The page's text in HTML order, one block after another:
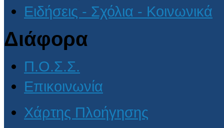
Ειδήσεις - Σχόλια - Κοινωνικά
Διάφορα
Π.Ο.Σ.Σ.
Επικοινωνία
Χάρτης Πλοήγησης